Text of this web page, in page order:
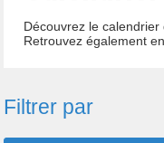
Découvrez le
Retrouvez également
Filtrer par